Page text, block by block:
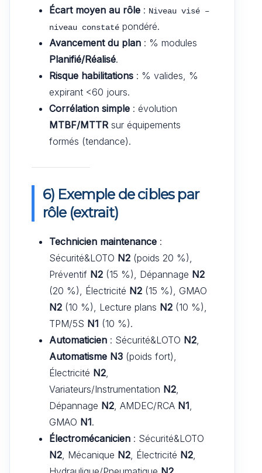
Écart moyen au rôle : Niveau visé –
niveau constaté pondéré.
Avancement du plan : % modules
Planifié/Réalisé.
Risque habilitations : % valides, %
expirant <60 jours.
Corrélation simple : évolution
MTBF/MTTR sur équipements
formés (tendance).
6) Exemple de cibles par
rôle (extrait)
Technicien maintenance :
Sécurité&LOTO N2 (poids 20 %),
Préventif N2 (15 %), Dépannage N2
(20 %), Électricité N2 (15 %), GMAO
N2 (10 %), Lecture plans N2 (10 %),
TPM/5S N1 (10 %).
Automaticien : Sécurité&LOTO N2
Automatisme N3 (poids fort),
Électricité N2
Variateurs/Instrumentation N2
Dépannage N2 , AMDEC/RCA N1
GMAO N1.
Électromécanicien : Sécurité&LOTO
N2 , Mécanique N2 , Électricité N2